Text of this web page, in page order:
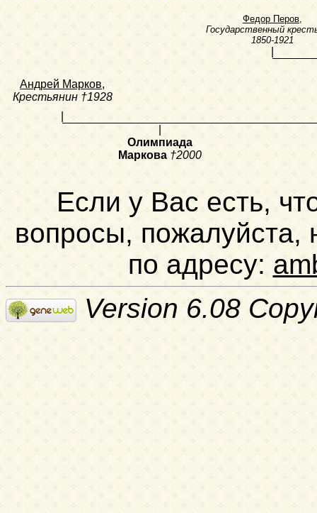
Федор Перов
Государственный
1850-1921
Андрей Марков,
Крестьянин †1928
Олимпиада
Маркова †2000
Если у Вас есть,
вопросы, пожалуйста,
по адресу:
Version 6.08